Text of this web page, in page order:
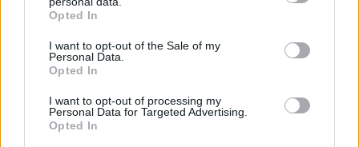
grant or deny consent to Google and its third-party tags to
use your data for below specified purposes in below Google
consent section.
Opted In
I want to opt-out of the Sale of my
Personal Data.
Opted In
I want to opt-out of processing my
Personal Data for Targeted Advertising.
Opted In
Η χαμηλή στάθμη σε Δούναβη και Ρήνο κλείνει
πυρηνικούς αντιδραστήρες, απειλεί με μπλακάουτ και
παραλύει τις εμπορικές μεταφορές
Σε κατάσταση ενεργειακού συναγερμού Ρουμανία
03.08.2026, 18:02 20